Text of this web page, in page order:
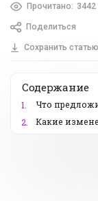
Прочитано: 3442
Поделиться
Сохранить статью
Содержание
1.
Что
2.
Какие